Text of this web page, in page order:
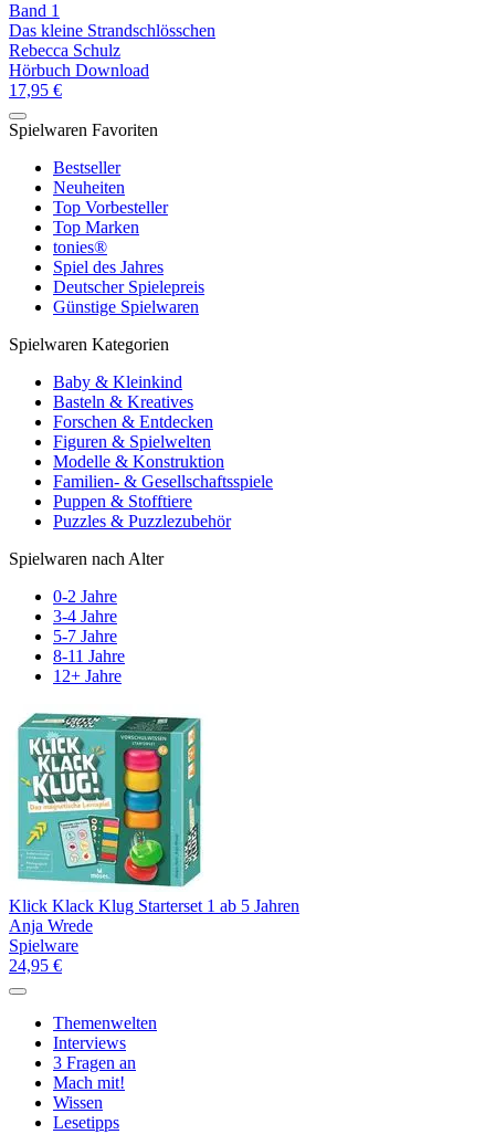
Band 1
Das kleine Strandschlösschen
Rebecca Schulz
Hörbuch Download
17,95 €
Spielwaren Favoriten
Bestseller
Neuheiten
Top Vorbesteller
Top Marken
tonies®
Spiel des Jahres
Deutscher Spielepreis
Günstige Spielwaren
Spielwaren Kategorien
Baby & Kleinkind
Basteln & Kreatives
Forschen & Entdecken
Figuren & Spielwelten
Modelle & Konstruktion
Familien- & Gesellschaftsspiele
Puppen & Stofftiere
Puzzles & Puzzlezubehör
Spielwaren nach Alter
0-2 Jahre
3-4 Jahre
5-7 Jahre
8-11 Jahre
12+ Jahre
Klick Klack Klug Starterset 1 ab 5 Jahren
Anja Wrede
Spielware
24,95 €
Themenwelten
Interviews
3 Fragen an
Mach mit!
Wissen
Lesetipps